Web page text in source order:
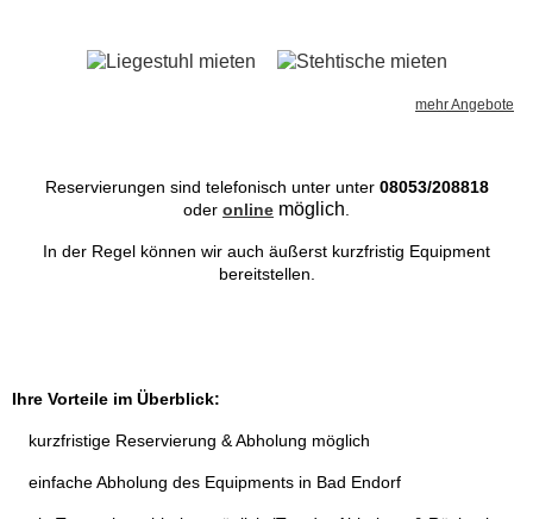
Lautsprecher Boxen
Mischpulte & Tontechnik
Nebel & Konfetti
mehr Angebote
Reservierungen sind telefonisch unter unter 08053/208818
oder online möglich
In der Regel können wir auch äußerst kurzfristig Equipment
bereitstellen.
Ihre Vorteile im Überblick:
kurzfristige Reservierung & Abholung möglich
einfache Abholung des Equipments in Bad Endorf